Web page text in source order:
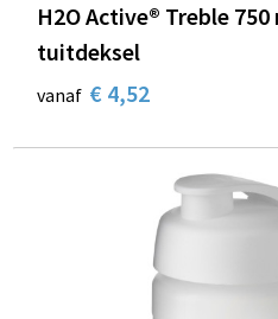
H2O Active® Treble
tuitdeksel
vanaf € 4,52